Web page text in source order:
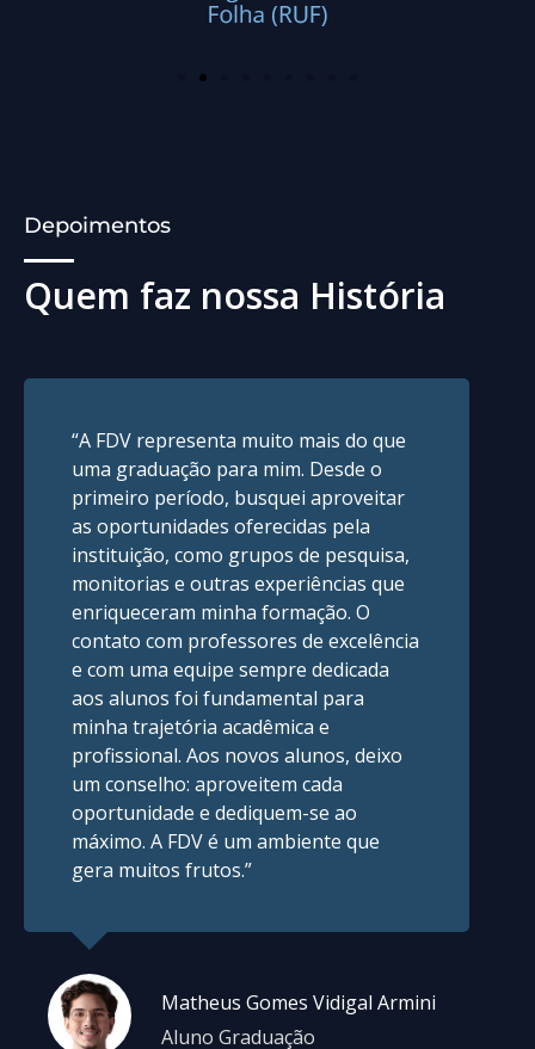
Quem faz nossa História
Depoimentos
“A FDV vai muito além de uma
faculdade de excelência: é um ambiente
de crescimento pessoal e profissional.
Desde o primeiro dia, fui marcada pelo
acolhimento, pelo apoio aos alunos e
pelo contato com professores
qualificados, que atuam como
referências e mentores. Além disso, a
instituição oferece experiências
acadêmicas diferenciadas, como o
LIDIA e o LINOJUS, que ampliam nossa
visão sobre o Direito. Sou muito grata
a essa oportunidade única de
crescimento profissional e pessoal que
a FDV nos proporciona diariamente.”
Aluna Graduação